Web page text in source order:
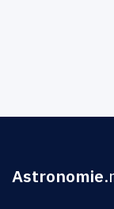
Astronomie